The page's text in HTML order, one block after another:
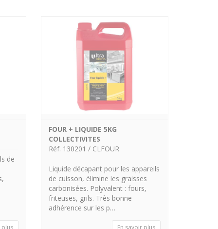
de
plus
FOUR + LIQUIDE 5KG
COLLECTIVITES
Réf. 130201 / CLFOUR
Liquide décapant pour les appareils
de cuisson, élimine les graisses
carbonisées. Polyvalent : fours,
friteuses, grils. Très bonne
adhérence sur les p…
En savoir plus